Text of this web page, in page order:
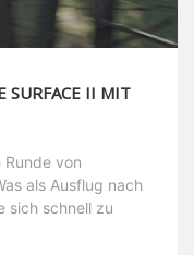
SURFACE II MIT
von
als Ausflug nach
sich schnell zu